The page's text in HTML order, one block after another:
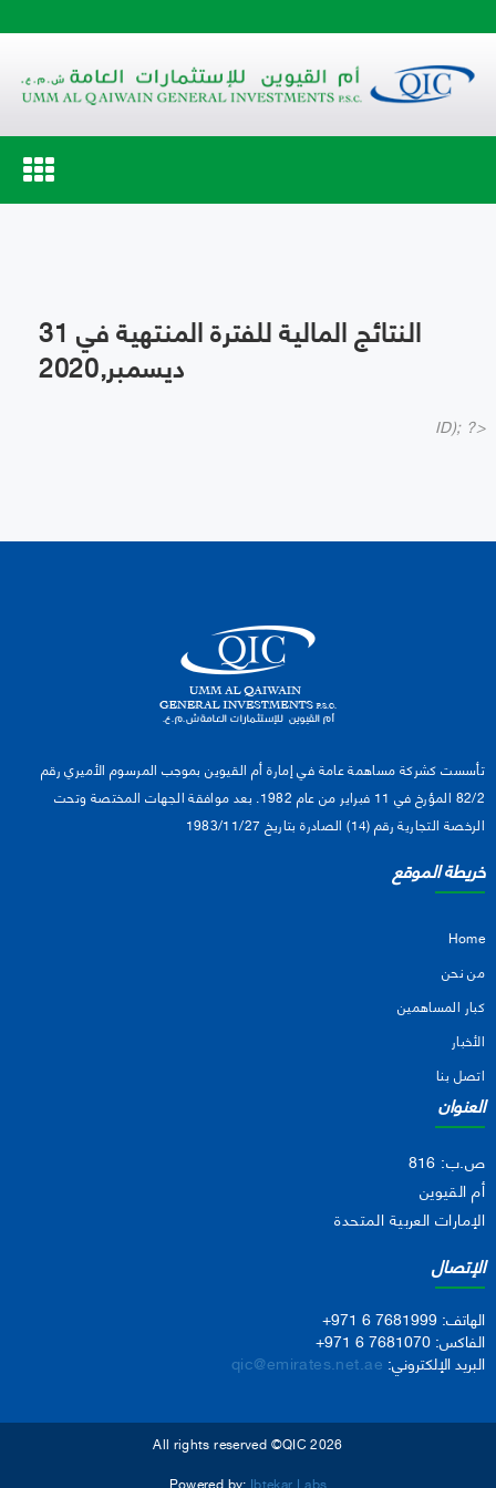
Toggle
navigation
النتائج المالية للفترة المنتهية في 31
ديسمبر,2020
ID); ?>
تأسست كشركة مساهمة عامة في إمارة أم القيوين بموجب المرسوم الأميري رقم
82/2 المؤرخ في 11 فبراير من عام 1982. بعد موافقة الجهات المختصة وتحت
الرخصة التجارية رقم (14) الصادرة بتاريخ 1983/11/27
خريطة الموقع
Home
من نحن
كبار المساهمين
الأخبار
اتصل بنا
العنوان
ص.ب: 816
أم القيوين
الإمارات العربية المتحدة
الإتصال
الهاتف: +971 6 7681999
الفاكس: +971 6 7681070
البريد الإلكتروني: qic@emirates.net.ae
All rights reserved ©QIC 2026
Powered by: Ibtekar Labs